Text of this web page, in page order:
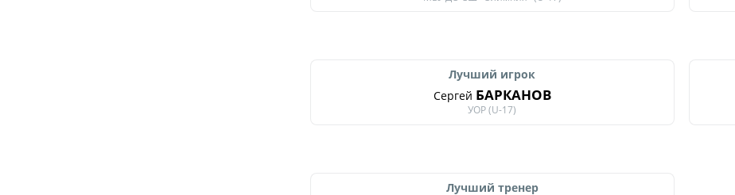
Лучший игрок
Сергей БАРКАНОВ
УОР (U-17)
Лучший тренер